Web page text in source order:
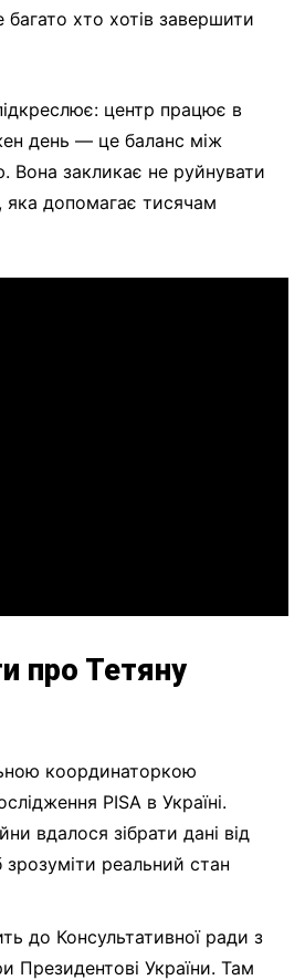
багато хто хотів завершити
центр працює в
день — це баланс між
Вона закликає не руйнувати
яка допомагає тисячам
про Тетяну
координаторкою
PISA в Україні.
вдалося зібрати дані від
реальний стан
до Консультативної ради з
Президентові України. Там